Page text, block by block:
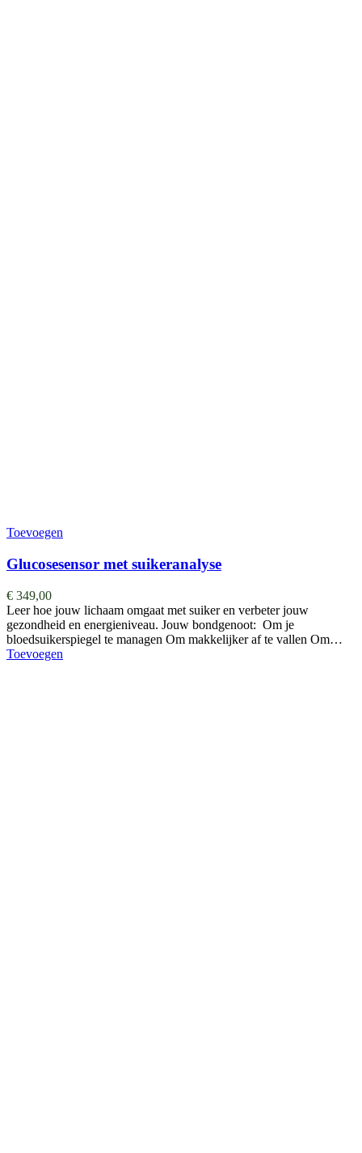
Toevoegen
Glucosesensor met suikeranalyse
€ 349,00
Leer hoe jouw lichaam omgaat met suiker en verbeter jouw
gezondheid en energieniveau. Jouw bondgenoot: Om je
bloedsuikerspiegel te managen Om makkelijker af te vallen Om…
Toevoegen